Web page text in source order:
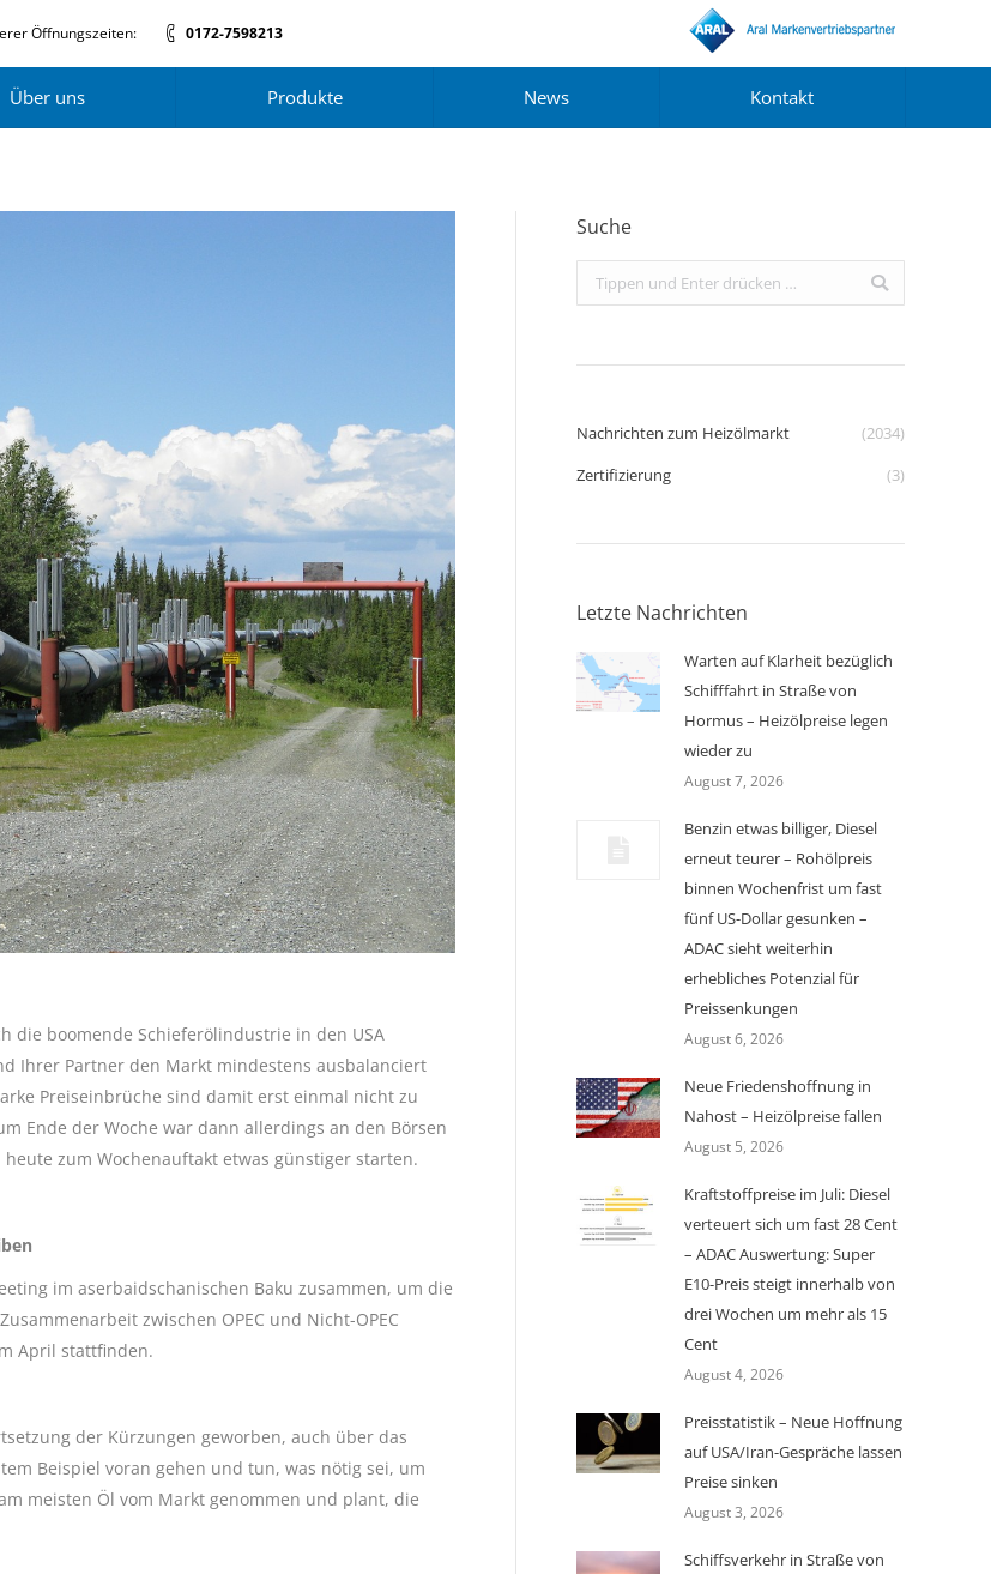
Öffnungszeiten: 0172-7598213
Über uns Produkte News Kontakt
die boomende Schieferölindustrie in den USA
Ihrer Partner den Markt mindestens ausbalanciert
Preiseinbrüche sind damit erst einmal nicht zu
Ende der Woche war dann allerdings an den Börsen
zum Wochenauftakt etwas günstiger starten.
im aserbaidschanischen Baku zusammen, um die
zwischen OPEC und Nicht-OPEC
April stattfinden.
der Kürzungen geworben, auch über das
Beispiel voran gehen und tun, was nötig sei, um
meisten Öl vom Markt genommen und plant, die
Suche
Search:
Nachrichten zum Heizölmarkt
(2034)
Zertifizierung
(3)
Letzte Nachrichten
Warten auf Klarheit bezüglich
Schifffahrt in Straße von
Hormus – Heizölpreise legen
wieder zu
August 7, 2026
Benzin etwas billiger, Diesel
erneut teurer – Rohölpreis
binnen Wochenfrist um fast
fünf US-Dollar gesunken –
ADAC sieht weiterhin
erhebliches Potenzial für
Preissenkungen
August 6, 2026
Neue Friedenshoffnung in
Nahost – Heizölpreise fallen
August 5, 2026
Kraftstoffpreise im Juli: Diesel
verteuert sich um fast 28 Cent
– ADAC Auswertung: Super
E10-Preis steigt innerhalb von
drei Wochen um mehr als 15
Cent
August 4, 2026
Preisstatistik – Neue Hoffnung
auf USA/Iran-Gespräche lassen
Preise sinken
August 3, 2026
Schiffsverkehr in Straße von